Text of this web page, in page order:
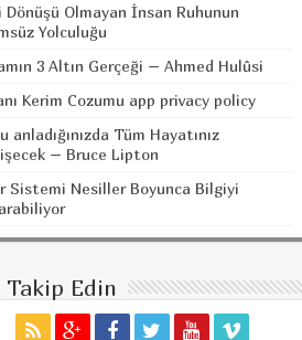
Dönüşü Olmayan İnsan Ruhunun
Yolculuğu
3 Altın Gerçeği – Ahmed Hulûsi
Kerim Cozumu app privacy policy
anladığınızda Tüm Hayatınız
– Bruce Lipton
Sistemi Nesiller Boyunca Bilgiyi
Takip Edin